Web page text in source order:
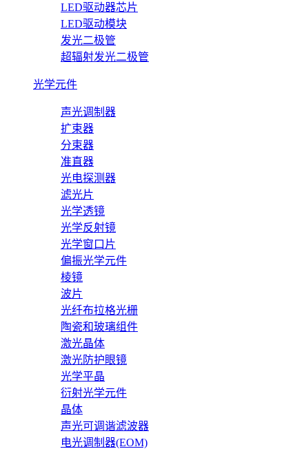
LED驱动器芯片
LED驱动模块
发光二极管
超辐射发光二极管
光学元件
声光调制器
扩束器
分束器
准直器
光电探测器
滤光片
光学透镜
光学反射镜
光学窗口片
偏振光学元件
棱镜
波片
光纤布拉格光栅
陶瓷和玻璃组件
激光晶体
激光防护眼镜
光学平晶
衍射光学元件
晶体
声光可调谐滤波器
电光调制器(EOM)